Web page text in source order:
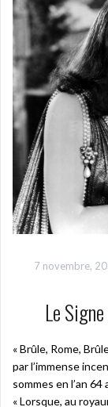
7 novembre,
Le
« Brûle, Rome,
par l’immense
sommes en l’an 64
« Lorsque, au